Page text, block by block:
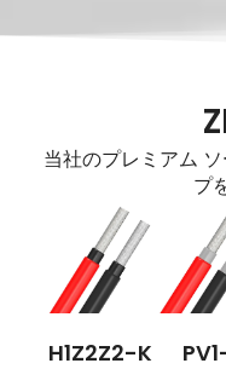
当社のプレミアム
プ
H1Z2Z2-K